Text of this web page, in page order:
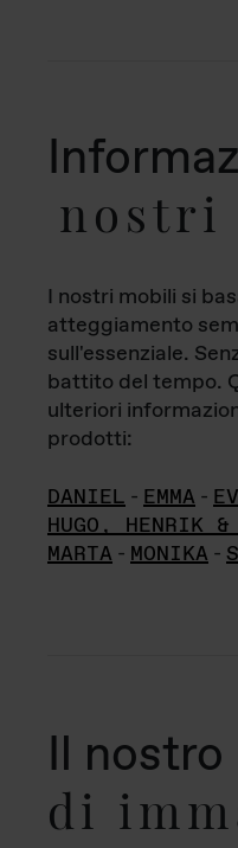
nostri
I nostri mobili si
atteggiamento
sull'essenziale.
battito del tempo.
ulteriori
prodotti:
DANIEL - EMMA -
HUGO, HENRIK
MARTA - MONIKA -
Il nostro
di